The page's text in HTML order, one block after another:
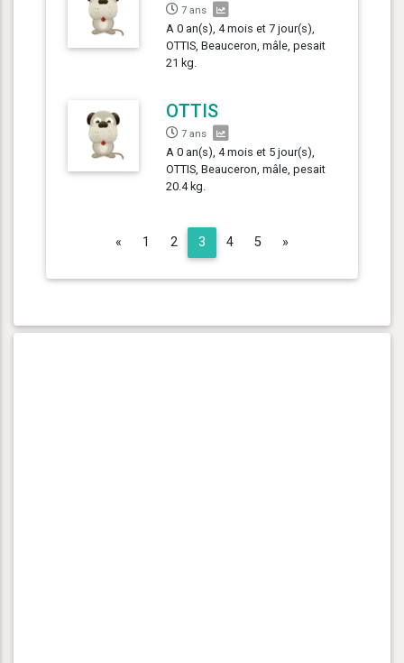
7 ans
A 0 an(s), 4 mois et 7 jour(s),
OTTIS, Beauceron, mâle, pesait
21 kg.
OTTIS
7 ans
A 0 an(s), 4 mois et 5 jour(s),
OTTIS, Beauceron, mâle, pesait
20.4 kg.
« Previous
1 2 3 4 5 »